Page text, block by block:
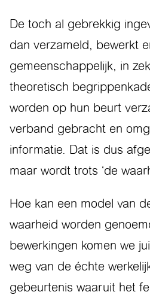
De toch al gebrekkig
dan verzameld, bewerkt
gemeenschappelijk, in
theoretisch
worden op hun beurt
verband gebracht en
informatie. Dat is dus
maar wordt trots ‘de
Hoe kan een model van
waarheid worden
bewerkingen komen we
weg van de échte
gebeurtenis waaruit het